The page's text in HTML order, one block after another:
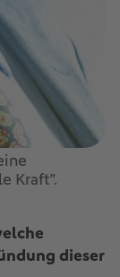
Kraft”.
dieser